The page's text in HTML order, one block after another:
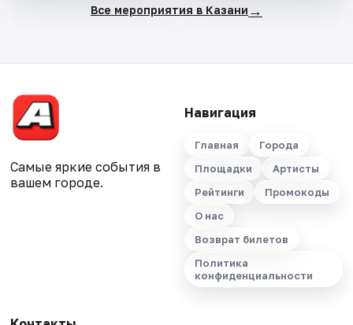
Все мероприятия в Казани →
Самые яркие события в
вашем городе.
Навигация
Главная
Города
Площадки
Артисты
Рейтинги
Промокоды
О нас
Возврат билетов
Политика
конфиденциальности